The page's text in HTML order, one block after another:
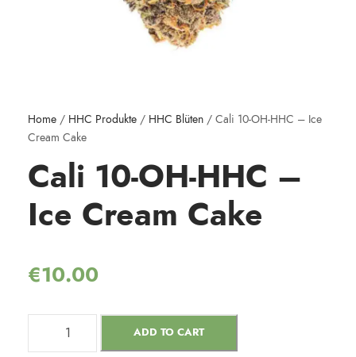
Home / HHC Produkte / HHC Blüten / Cali 10-OH-HHC – Ice
Cream Cake
Cali 10-OH-HHC –
Ice Cream Cake
€10.00
ADD TO CART